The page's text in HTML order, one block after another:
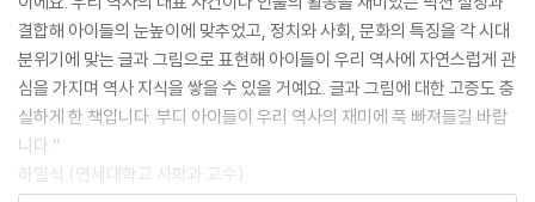
결합해 아이들의 눈높이에 맞추었고, 정치와 사회, 문화의 특징을 각 시대
분위기에 맞는 글과 그림으로 표현해 아이들이 우리 역사에 자연스럽게 관
심을 가지며 역사 지식을 쌓을 수 있을 거예요. 글과 그림에 대한 고증도 충
실하게 한 책입니다. 부디 아이들이 우리 역사의 재미에 푹 빠져들길 바랍
니다.”
하일식 (연세대학교 사학과 교수)